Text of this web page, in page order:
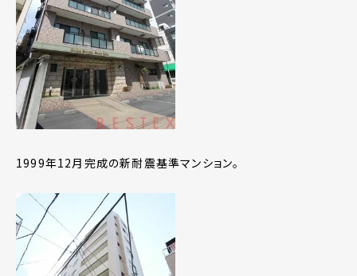
1999年12月完成の新耐震基準マンション。